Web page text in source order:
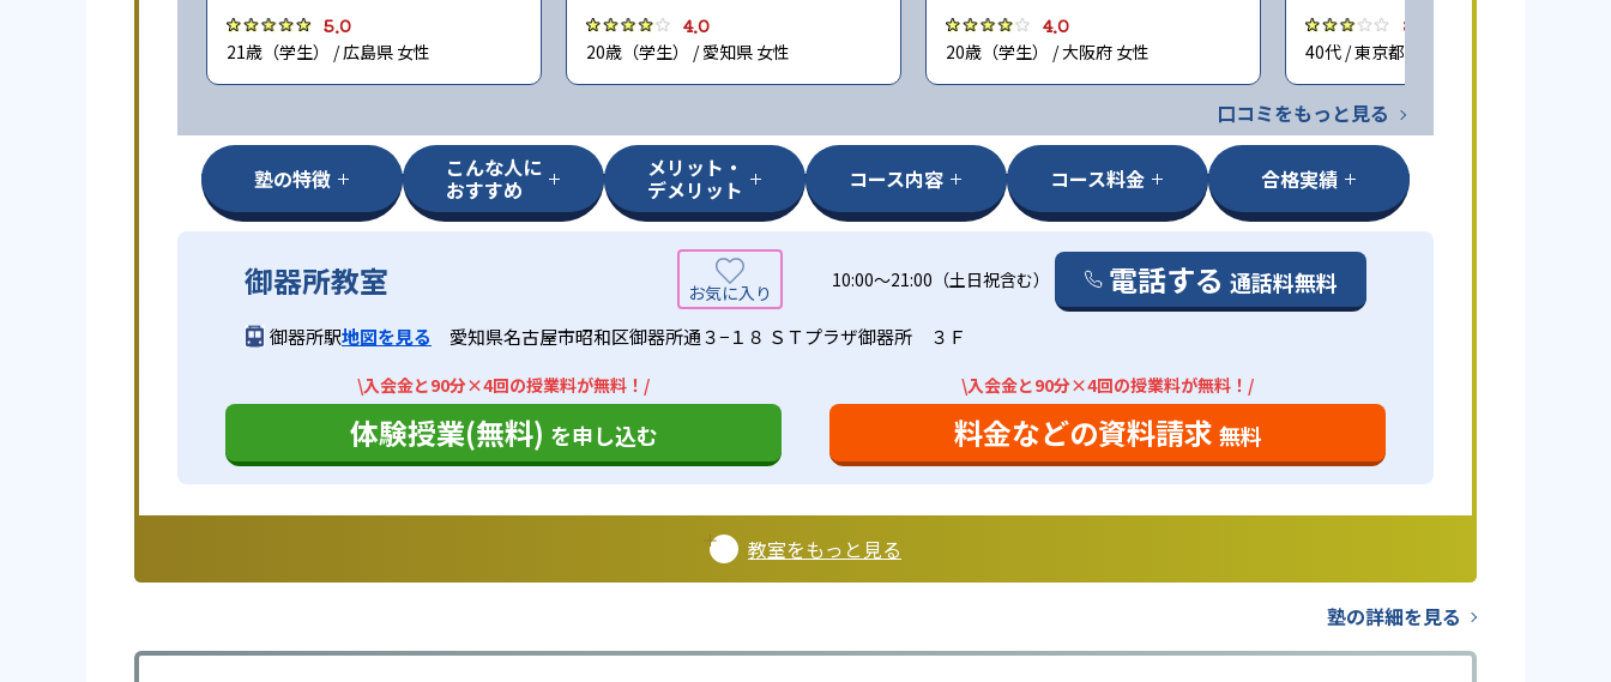
5.0
21歳（学生） / 広島県 女性
4.0
20歳（学生） / 愛知県 女性
4.0
20歳（学生） / 大阪府 女性
3.0
40代 / 東京都 女性
口コミをもっと見る
塾の特徴 こんな人に
おすすめ
メリット・
デメリット コース内容 コース料金 合格実績
御器所教室 10:00〜21:00（土日祝含む） 電話する 通話料無料
御器所駅地図を見る 愛知県名古屋市昭和区御器所通３−１８ ＳＴプラザ御器所 ３Ｆ
\入会金と90分×4回の授業料が無料！/
体験授業(無料) を申し込む
\入会金と90分×4回の授業料が無料！/
料金などの資料請求 無料
教室をもっと見る
塾の詳細を見る